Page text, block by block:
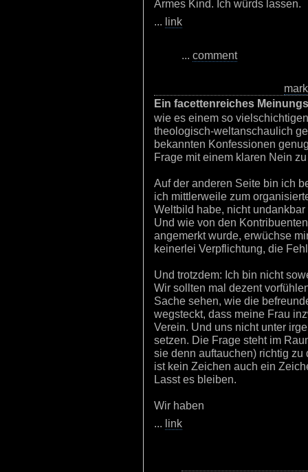
Armes Kind. Ich würds lassen.
... link
... comment
Ein facettenreiches
wie es einem so
theologisch-weltanschaulich
bekannten Konfessionen
Frage mit einem klaren Nein
Auf der anderen Seite bin ich
ich mittlerweile zum
Weltbild habe, nicht
Und wie von den
angemerkt wurde, erwüchse
keinerlei Verpflichtung, die
Und trotzdem: Ich bin nicht
Wir sollten mal dezent
Sache sehen, wie die
wegsteckt, dass meine Frau
Verein. Und uns nicht unter
setzen. Die Frage steht im
sie denn auftauchen) richtig
ist kein Zeichen auch ein
Lasst es bleiben.
Wir haben
... link